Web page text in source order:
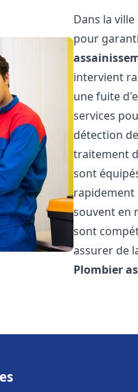
Dans la ville
pour
intervient
une fuite
services
détection
traitement
sont
rapidement
souvent en
sont
assurer de
Plombier